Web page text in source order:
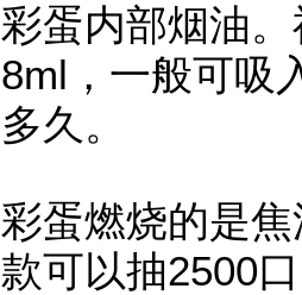
蛋内部烟油
，一般可吸
久。
蛋燃烧的是
可以抽2500